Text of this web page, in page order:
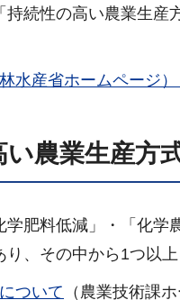
持続性の高い農業生産
水産省ホームページ
農業生産方
学肥料低減」・「化
、その中から1つ以
ついて （農業技術課